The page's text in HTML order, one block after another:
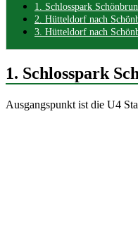
1. Schlosspark
2. Hütteldorf nach
3. Hütteldorf nach
1. Schlosspark
Ausgangspunkt ist die U4